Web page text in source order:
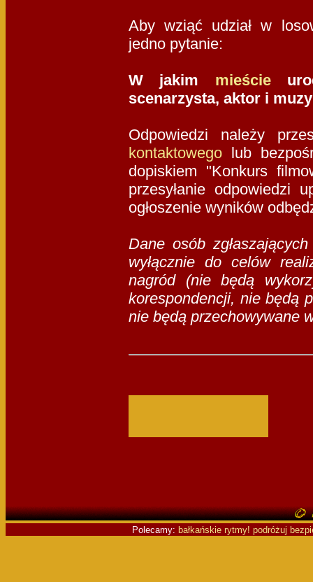
Aby wziąć udział w
jedno pytanie:
W jakim mieście
scenarzysta, aktor i
Odpowiedzi należy
kontaktowego lub
dopiskiem "Konkurs
przesyłanie odpowiedzi
ogłoszenie wyników
Dane osób
wyłącznie do celów
nagród (nie będą
korespondencji, nie będą
nie będą przechowywane
Polecamy: bałkańskie rytmy! podróżuj